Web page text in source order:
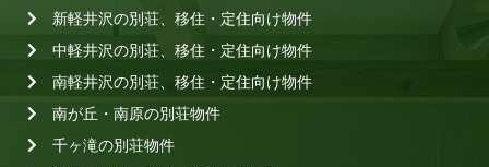
新軽井沢の別荘、移住・定住向け物件
中軽井沢の別荘、移住・定住向け物件
南軽井沢の別荘、移住・定住向け物件
南が丘・南原の別荘物件
千ヶ滝の別荘物件